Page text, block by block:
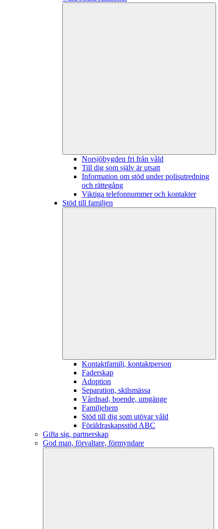
Norsjöbygden fri från våld
Till dig som själv är utsatt
Information om stöd under polisutredning
och rättegång
Viktiga telefonnummer och kontakter
Stöd till familjen
Kontaktfamilj, kontaktperson
Faderskap
Adoption
Separation, skilsmässa
Vårdnad, boende, umgänge
Familjehem
Stöd till dig som utövar våld
Föräldraskapsstöd ABC
Gifta sig, partnerskap
God man, förvaltare, förmyndare